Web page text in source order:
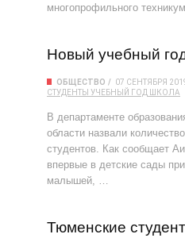
многопрофильного
Новый учебный
ОБЩЕСТВО
07 СЕНТЯБРЯ
СТУДЕНТЫ УЧЕБНЫЙ ГОД ШКОЛА
В департаменте
области назвали
студентов. Как сообщает
впервые в детские сады
малышей, …
Тюменские